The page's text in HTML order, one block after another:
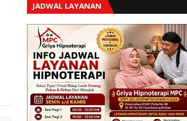
JADWAL LAYANAN